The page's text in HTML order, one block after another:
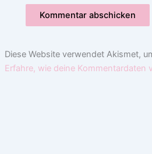
Diese Website verwendet Akismet,
Erfahre, wie deine Kommentardaten